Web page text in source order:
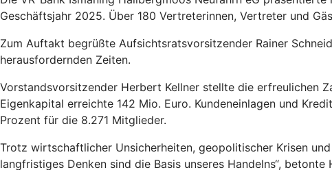
Geschäftsjahr 2025. Über 180 Vertreterinnen, Vertreter und
Zum Auftakt begrüßte Aufsichtsratsvorsitzender Rainer
herausfordernden Zeiten.
Vorstandsvorsitzender Herbert Kellner stellte die erfreulichen
Eigenkapital erreichte 142 Mio. Euro. Kundeneinlagen und
Prozent für die 8.271 Mitglieder.
Trotz wirtschaftlicher Unsicherheiten, geopolitischer Krisen
langfristiges Denken sind die Basis unseres Handelns“,